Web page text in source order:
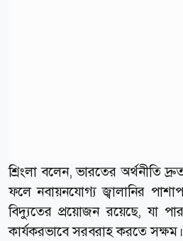
শ্রিংলা বলেন, ভারতের অর্থনীতি
ফলে নবায়নযোগ্য জ্বালানির
বিদ্যুতের প্রয়োজন রয়েছে, যা
কার্যকরভাবে সরবরাহ করতে সক্ষম।